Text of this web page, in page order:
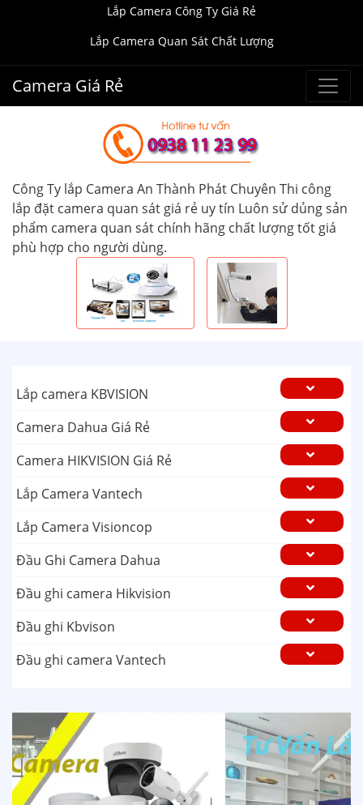
Lắp Camera Công Ty Giá Rẻ
Lắp Camera Quan Sát Chất Lượng
Camera Giá Rẻ
Công Ty lắp Camera An Thành Phát Chuyên Thi công
lắp đặt camera quan sát giá rẻ uy tín Luôn sử dủng sản
phẩm camera quan sát chính hãng chất lượng tốt giá
phù hợp cho người dùng.
Lắp camera KBVISION
Camera Dahua Giá Rẻ
Camera HIKVISION Giá Rẻ
Lắp Camera Vantech
Lắp Camera Visioncop
Đầu Ghi Camera Dahua
Đầu ghi camera Hikvision
Đầu ghi Kbvison
Đầu ghi camera Vantech